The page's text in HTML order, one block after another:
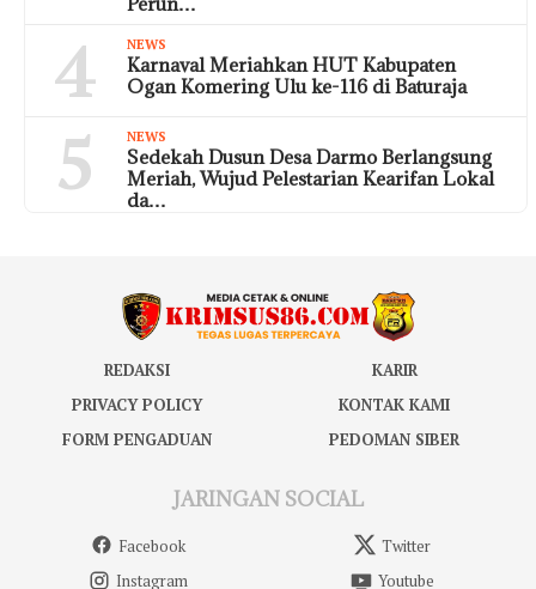
4 NEWS
Karnaval Meriahkan HUT Kabupaten
Ogan Komering Ulu ke-116 di Baturaja
5 NEWS
Sedekah Dusun Desa Darmo Berlangsung
Meriah, Wujud Pelestarian Kearifan Lokal
da…
REDAKSI
KARIR
PRIVACY POLICY
KONTAK KAMI
FORM PENGADUAN
PEDOMAN SIBER
JARINGAN SOCIAL
Facebook
Twitter
Instagram
Youtube